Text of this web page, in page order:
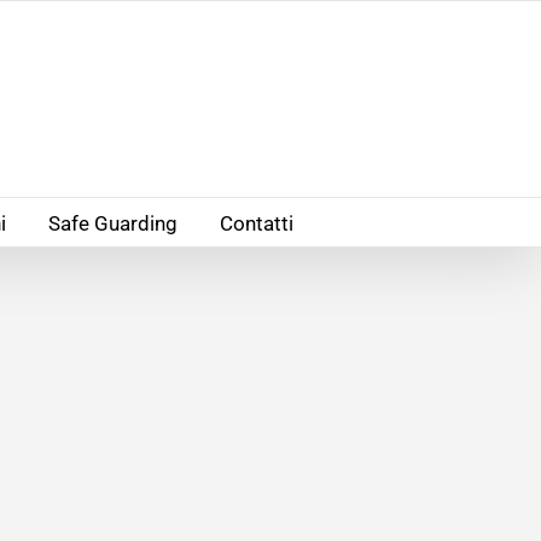
Safe Guarding Contatti